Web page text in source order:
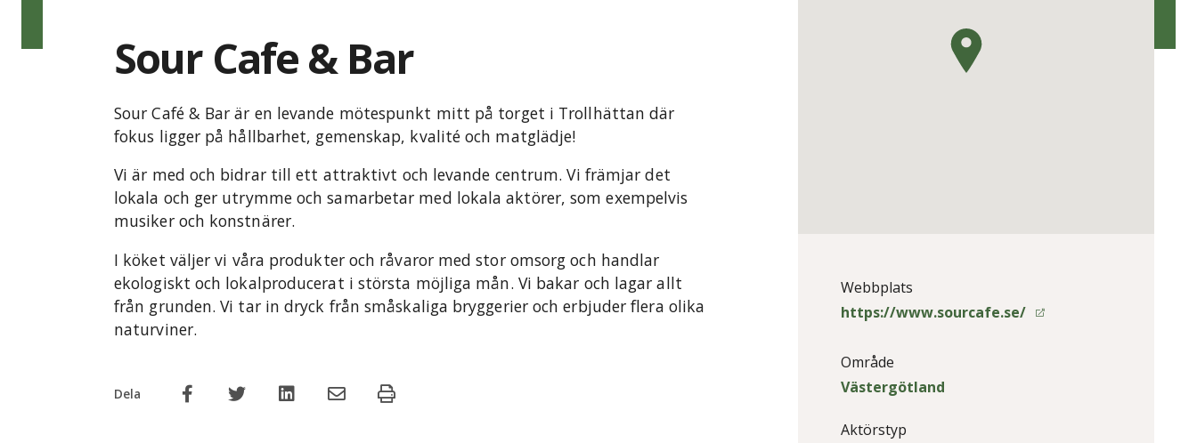
Sour Cafe & Bar
Sour Café & Bar är en levande mötespunkt mitt på torget i Trollhättan där
fokus ligger på hållbarhet, gemenskap, kvalité och matglädje!
Vi är med och bidrar till ett attraktivt och levande centrum. Vi främjar det
lokala och ger utrymme och samarbetar med lokala aktörer, som exempelvis
musiker och konstnärer.
I köket väljer vi våra produkter och råvaror med stor omsorg och handlar
ekologiskt och lokalproducerat i största möjliga mån. Vi bakar och lagar allt
från grunden. Vi tar in dryck från småskaliga bryggerier och erbjuder flera olika
naturviner.
Dela
Webbplats
https://www.sourcafe.se/
Område
Västergötland
Aktörstyp